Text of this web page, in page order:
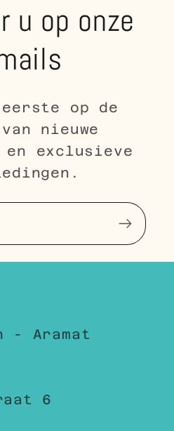
u op onze
op de
nieuwe
exclusieve
- Aramat
6